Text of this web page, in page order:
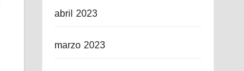
abril 2023
marzo 2023